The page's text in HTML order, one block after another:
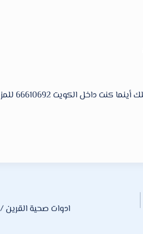
للمزيد من
ادوات صحية القرين / 66610692 / صيانة وتركيب فني صحي داخل الكويت